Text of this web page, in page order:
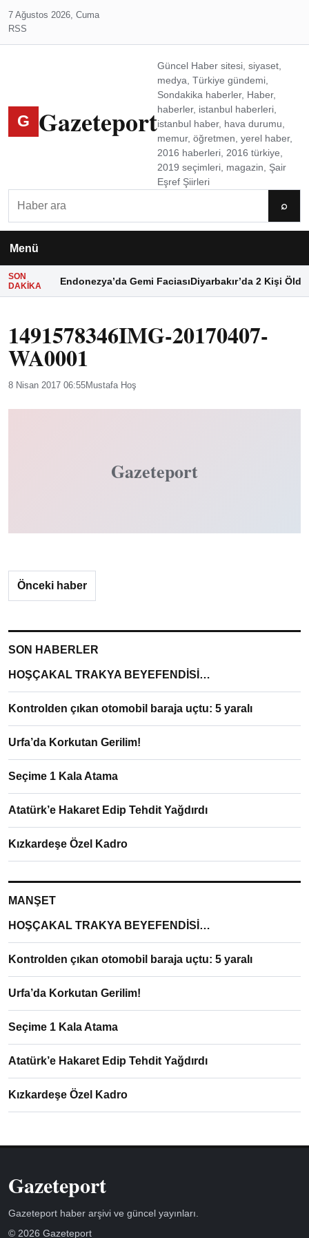
7 Ağustos 2026, Cuma
RSS
G Gazeteport
Güncel Haber sitesi, siyaset,
medya, Türkiye gündemi,
Sondakika haberler, Haber,
haberler, istanbul haberleri,
istanbul haber, hava durumu,
memur, öğretmen, yerel haber,
2016 haberleri, 2016 türkiye,
2019 seçimleri, magazin, Şair
Eşref Şiirleri
⌕
Menü
SON
DAKIKA
Endonezya’da Gemi FaciasıDiyarbakır’da 2 Kişi Öldü
1491578346IMG-20170407-
WA0001
8 Nisan 2017 06:55Mustafa Hoş
Gazeteport
Önceki haber
SON HABERLER
HOŞÇAKAL TRAKYA BEYEFENDİSİ…
Kontrolden çıkan otomobil baraja uçtu: 5 yaralı
Urfa’da Korkutan Gerilim!
Seçime 1 Kala Atama
Atatürk’e Hakaret Edip Tehdit Yağdırdı
Kızkardeşe Özel Kadro
MANŞET
HOŞÇAKAL TRAKYA BEYEFENDİSİ…
Kontrolden çıkan otomobil baraja uçtu: 5 yaralı
Urfa’da Korkutan Gerilim!
Seçime 1 Kala Atama
Atatürk’e Hakaret Edip Tehdit Yağdırdı
Kızkardeşe Özel Kadro
Gazeteport
Gazeteport haber arşivi ve güncel yayınları.
© 2026 Gazeteport